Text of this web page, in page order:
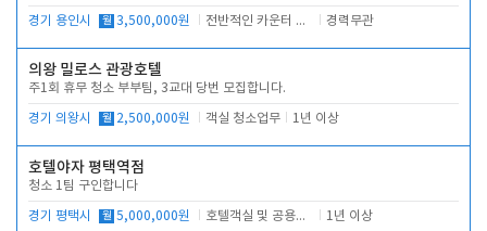
경기 용인시 월 3,500,000원 전반적인 카운터 업무 경력무관
의왕 밀로스 관광호텔
주1회 휴무 청소 부부팀, 3교대 당번 모집합니다.
경기 의왕시 월 2,500,000원 객실 청소업무 1년 이상
호텔야자 평택역점
청소 1팀 구인합니다
경기 평택시 월 5,000,000원 호텔객실 및 공용시설 청소 관리 1년 이상